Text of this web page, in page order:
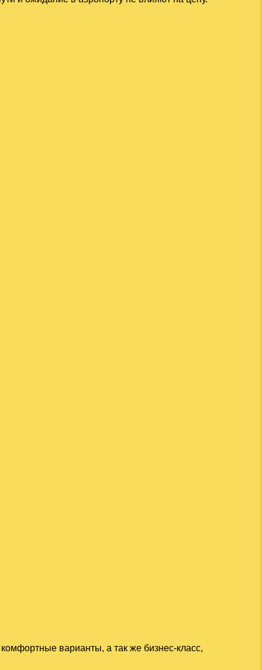
варианты, а так же бизнес-класс,